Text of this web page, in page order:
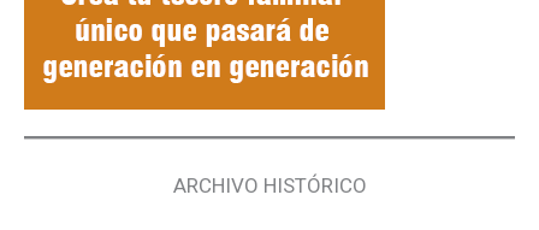
ARCHIVO HISTÓRICO